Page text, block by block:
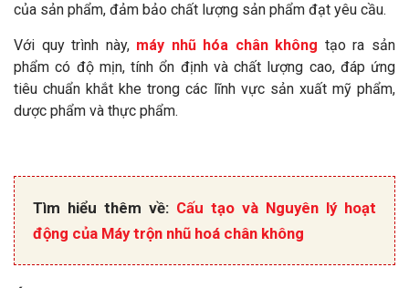
của sản phẩm, đảm bảo chất lượng sản phẩm đạt yêu cầu.
Với quy trình này, máy nhũ hóa chân không tạo ra sản
phẩm có độ mịn, tính ổn định và chất lượng cao, đáp ứng
tiêu chuẩn khắt khe trong các lĩnh vực sản xuất mỹ phẩm,
dược phẩm và thực phẩm.
Tìm hiểu thêm về: Cấu tạo và Nguyên lý hoạt
động của Máy trộn nhũ hoá chân không